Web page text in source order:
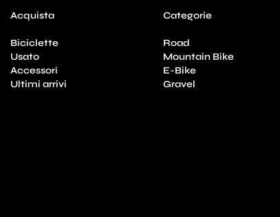
Acquista
Biciclette
Usato
Accessori
Ultimi arrivi
Categorie
Road
Mountain Bike
E-Bike
Gravel